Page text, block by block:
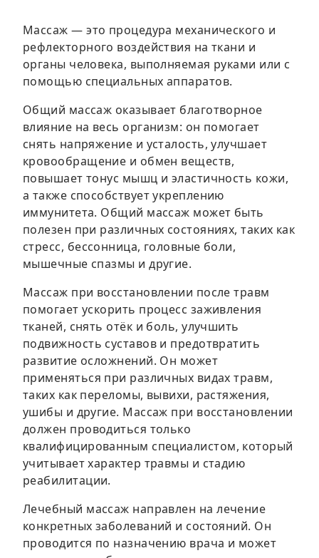
Массаж — это процедура механического и
рефлекторного воздействия на ткани и
органы человека, выполняемая руками или с
помощью специальных аппаратов.
Общий массаж оказывает благотворное
влияние на весь организм: он помогает
снять напряжение и усталость, улучшает
кровообращение и обмен веществ,
повышает тонус мышц и эластичность кожи,
а также способствует укреплению
иммунитета. Общий массаж может быть
полезен при различных состояниях, таких как
стресс, бессонница, головные боли,
мышечные спазмы и другие.
Массаж при восстановлении после травм
помогает ускорить процесс заживления
тканей, снять отёк и боль, улучшить
подвижность суставов и предотвратить
развитие осложнений. Он может
применяться при различных видах травм,
таких как переломы, вывихи, растяжения,
ушибы и другие. Массаж при восстановлении
должен проводиться только
квалифицированным специалистом, который
учитывает характер травмы и стадию
реабилитации.
Лечебный массаж направлен на лечение
конкретных заболеваний и состояний. Он
проводится по назначению врача и может